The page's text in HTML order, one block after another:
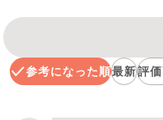
参考になった順最新評